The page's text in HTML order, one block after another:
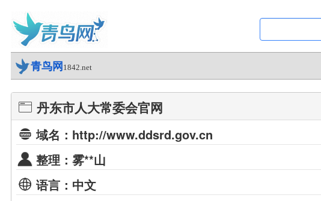
青鸟网 1842.net
丹东市人大常委会官网
域名：http://www.ddsrd.gov.cn
整理：雾**山
语言：中文